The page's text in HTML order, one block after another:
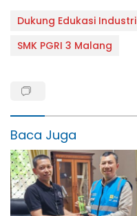
Dukung Edukasi Industri
SMK PGRI 3 Malang
Baca Juga